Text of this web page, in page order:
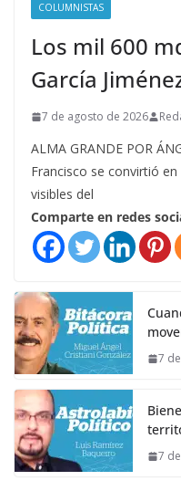
COLUMNISTAS
Los mil 600
García
7 de agosto de 2026
ALMA GRANDE POR
Francisco se convirtió
visibles del
Comparte en redes
7
7